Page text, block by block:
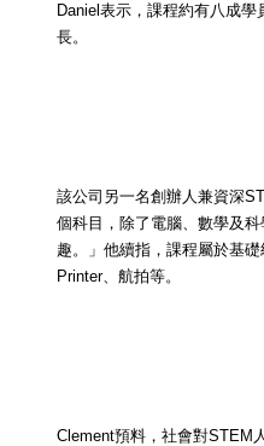
Daniel表示，課程約有八成
長。
該公司另一名創辦人兼資深
個科目，除了電腦、數學及
趣。」他續指，課程屬於基
Printer、航拍等。
Clement預料，社會對STEM